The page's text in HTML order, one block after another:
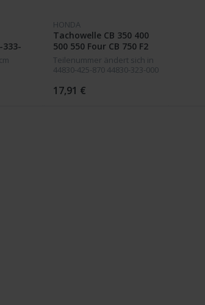
333-
HONDA
Tachowelle CB 350 400
500 550 Four CB 750 F2
Teilenummer ändert sich in
44830-425-870 44830-323-000
93cm lang
17,91 €